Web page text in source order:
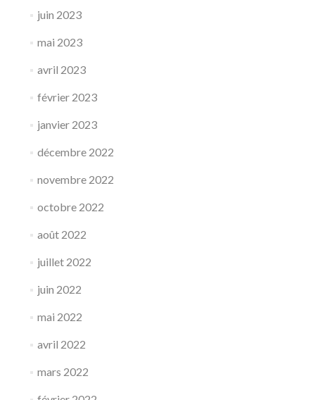
juin 2023
mai 2023
avril 2023
février 2023
janvier 2023
décembre 2022
novembre 2022
octobre 2022
août 2022
juillet 2022
juin 2022
mai 2022
avril 2022
mars 2022